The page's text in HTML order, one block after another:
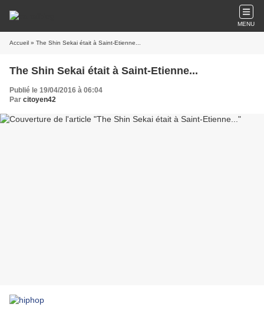
MENU
Accueil » The Shin Sekai était à Saint-Etienne...
The Shin Sekai était à Saint-Etienne...
Publié le 19/04/2016 à 06:04
Par citoyen42